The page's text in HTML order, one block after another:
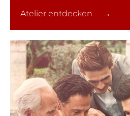
Atelier entdecken →